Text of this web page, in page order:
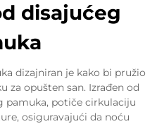
disajućeg
dizajniran je kako bi pružio
za opušten san. Izrađen od
pamuka, potiče cirkulaciju
osiguravajući da noću